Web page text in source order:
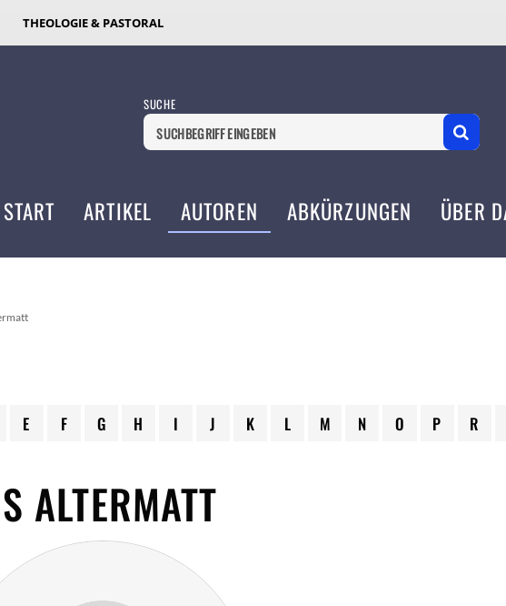
THEOLOGIE & PASTORAL
SUCHE
START ARTIKEL AUTOREN ABKÜRZUNGEN ÜBER
E F G H I J K L M N O P R
ALTERMATT